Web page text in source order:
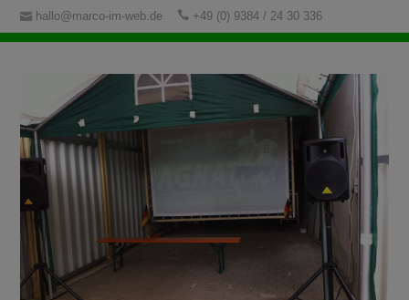
hallo@marco-im-web.de +49 (0) 9384 / 24 30 336